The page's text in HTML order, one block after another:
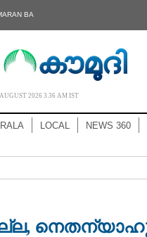
BA
2026 3.36 AM IST
LOCAL NEWS 360